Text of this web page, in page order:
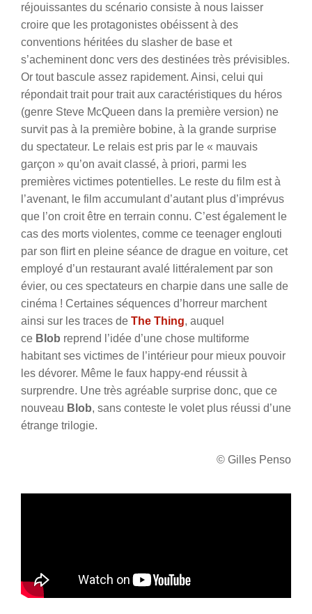
réjouissantes du scénario consiste à nous laisser
croire que les protagonistes obéissent à des
conventions héritées du slasher de base et
s’acheminent donc vers des destinées très prévisibles.
Or tout bascule assez rapidement. Ainsi, celui qui
répondait trait pour trait aux caractéristiques du héros
(genre Steve McQueen dans la première version) ne
survit pas à la première bobine, à la grande surprise
du spectateur. Le relais est pris par le « mauvais
garçon » qu’on avait classé, à priori, parmi les
premières victimes potentielles. Le reste du film est à
l’avenant, le film accumulant d’autant plus d’imprévus
que l’on croit être en terrain connu. C’est également le
cas des morts violentes, comme ce teenager englouti
par son flirt en pleine séance de drague en voiture, cet
employé d’un restaurant avalé littéralement par son
évier, ou ces spectateurs en charpie dans une salle de
cinéma ! Certaines séquences d’horreur marchent
ainsi sur les traces de The Thing, auquel
ce Blob reprend l’idée d’une chose multiforme
habitant ses victimes de l’intérieur pour mieux pouvoir
les dévorer. Même le faux happy-end réussit à
surprendre. Une très agréable surprise donc, que ce
nouveau Blob, sans conteste le volet plus réussi d’une
étrange trilogie.
© Gilles Penso